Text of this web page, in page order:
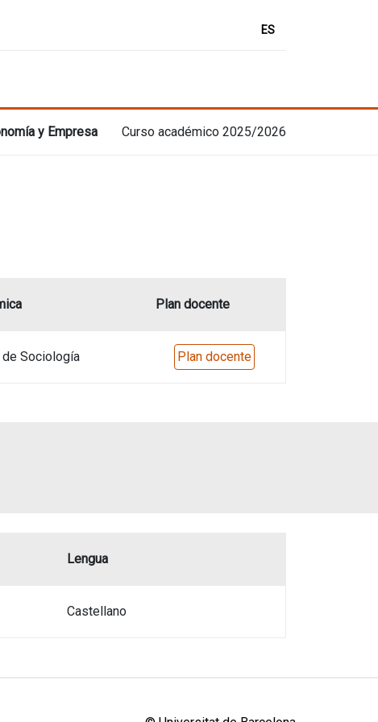
ES
y Empresa Curso académico 2025/2026
Plan docente
Sociología Plan docente
Lengua
Castellano